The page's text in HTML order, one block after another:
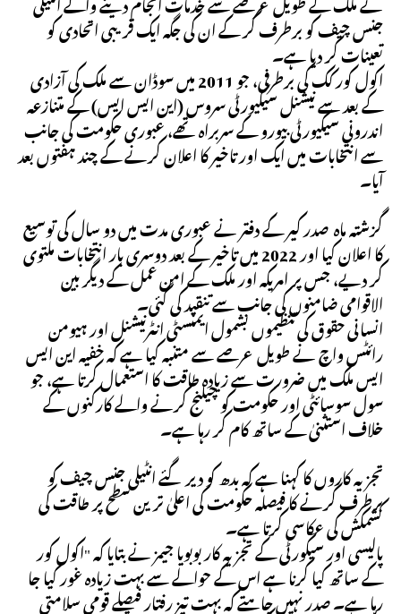
جنس چیف کو برطرف کر کے ان کی جگہ ایک قریبی اتحادی کو
تعینات کر دیا ہے۔
اکول کور کک کی برطرفی، جو 2011 میں سوڈان سے ملک کی آزادی
کے بعد سے نیشنل سیکیورٹی سروس (این ایس ایس) کے متنازعہ
اندرونی سیکیورٹی بیورو کے سربراہ تھے، عبوری حکومت کی جانب
سے انتخابات میں ایک اور تاخیر کا اعلان کرنے کے چند ہفتوں بعد
آیا۔
گزشتہ ماہ صدر کیر کے دفتر نے عبوری مدت میں دو سال کی توسیع
کا اعلان کیا اور 2022 میں تاخیر کے بعد دوسری بار انتخابات ملتوی
کر دیے، جس پر امریکہ اور ملک کے امن عمل کے دیگر بین
الاقوامی ضامنوں کی جانب سے تنقید کی گئی۔
انسانی حقوق کی تنظیموں بشمول ایمنسٹی انٹرنیشنل اور ہیومن
رائٹس واچ نے طویل عرصے سے متنبہ کیا ہے کہ خفیہ این ایس
ایس ملک میں ضرورت سے زیادہ طاقت کا استعمال کرتا ہے، جو
سول سوسائٹی اور حکومت کو چیلنج کرنے والے کارکنوں کے
خلاف استثنیٰ کے ساتھ کام کر رہا ہے۔
تجزیہ کاروں کا کہنا ہے کہ بدھ کو دیر گئے انٹیلی جنس چیف کو
برطرف کرنے کا فیصلہ حکومت کی اعلیٰ ترین سطح پر طاقت کی
کشمکش کی عکاسی کرتا ہے۔
پالیسی اور سیکورٹی کے تجزیہ کار بوبویا جیمز نے بتایا کہ "اکول کور
کے ساتھ کیا کرنا ہے اس کے حوالے سے بہت زیادہ غور کیا جا
رہا ہے۔ صدر نہیں چاہتے کہ بہت تیز رفتار فیصلے قومی سلامتی